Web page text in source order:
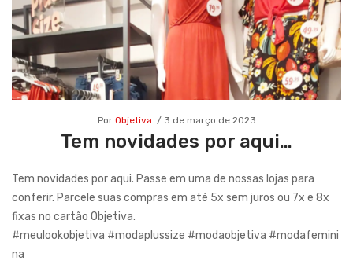
Por Objetiva 3 de março de 2023
Tem novidades por aqui…
Tem novidades por aqui. Passe em uma de nossas lojas para
conferir. Parcele suas compras em até 5x sem juros ou 7x e 8x
fixas no cartão Objetiva.
#meulookobjetiva #modaplussize #modaobjetiva #modafemini
na